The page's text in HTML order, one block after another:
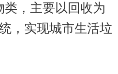
，主要以回收为
，实现城市生活垃